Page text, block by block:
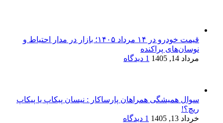
قیمت خودرو در ۱۴ مرداد ۱۴۰۵؛ بازار در مدار احتیاط و
نوسان‌های پراکنده
مرداد 14, 1405
1 دیدگاه
سوال همیشگی همراهان پارساکار : نیسان پیکاپ یا پیکاپ
ریچ؟!
خرداد 13, 1405
1 دیدگاه